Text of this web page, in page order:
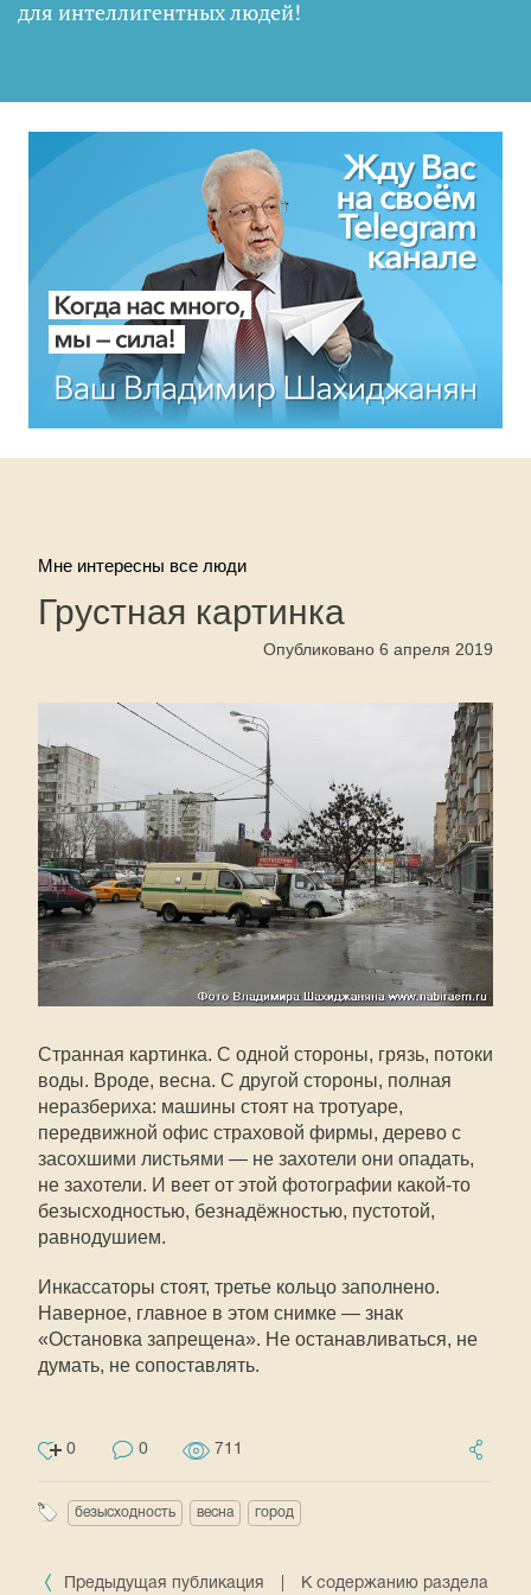
для интеллигентных людей!
Мне интересны все люди
Грустная картинка
Опубликовано 6 апреля 2019
Странная картинка. С одной стороны, грязь, потоки
воды. Вроде, весна. С другой стороны, полная
неразбериха: машины стоят на тротуаре,
передвижной офис страховой фирмы, дерево с
засохшими листьями — не захотели они опадать,
не захотели. И веет от этой фотографии какой-то
безысходностью, безнадёжностью, пустотой,
равнодушием.
Инкассаторы стоят, третье кольцо заполнено.
Наверное, главное в этом снимке — знак
«Остановка запрещена». Не останавливаться, не
думать, не сопоставлять.
0 0 711
безысходность весна город
Предыдущая публикация
К содержанию раздела